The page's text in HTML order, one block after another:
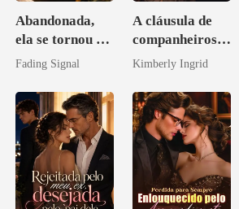
Abandonada,
ela se tornou a
noiva do arqui-
Fading Signal
A cláusula de
companheiros
do professor
Kimberly Ingrid